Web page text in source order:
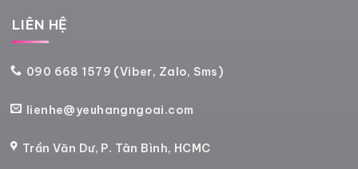
LIÊN HỆ
090 668 1579 (Viber, Zalo, Sms)
lienhe@yeuhangngoai.com
Trần Văn Dư, P. Tân Bình, HCMC